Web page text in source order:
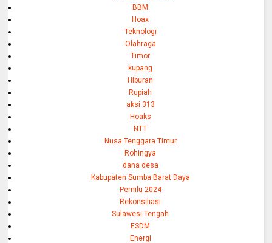
BBM
Hoax
Teknologi
Olahraga
Timor
kupang
Hiburan
Rupiah
aksi 313
Hoaks
NTT
Nusa Tenggara Timur
Rohingya
dana desa
Kabupaten Sumba Barat Daya
Pemilu 2024
Rekonsiliasi
Sulawesi Tengah
ESDM
Energi